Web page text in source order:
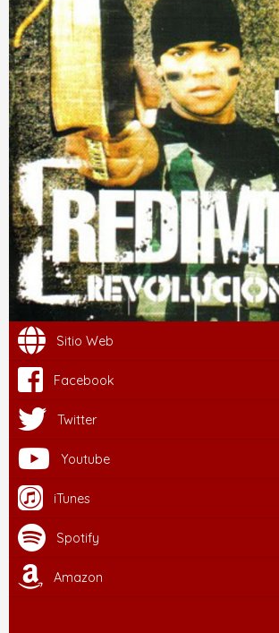
Sitio Web
Facebook
Twitter
Youtube
iTunes
Spotify
Amazon